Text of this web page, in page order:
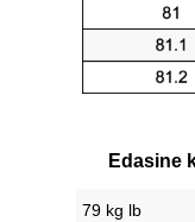
Edasine
79 kg lb